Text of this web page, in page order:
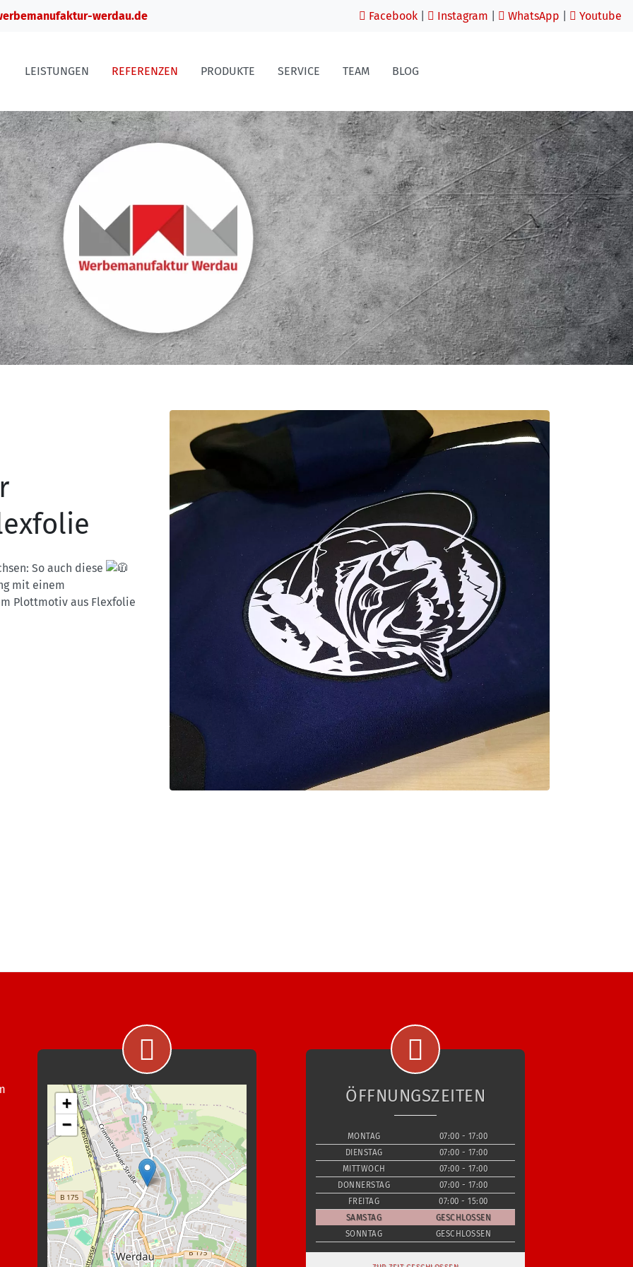
werdau.de Facebook Instagram WhatsApp Youtube
LEISTUNGEN REFERENZEN PRODUKTE SERVICE TEAM BLOG
So auch diese
mit einem
Plottmotiv aus Flexfolie
+
−
ÖFFNUNGSZEITEN
MONTAG
07:00 - 17:00
DIENSTAG
07:00 - 17:00
MITTWOCH
07:00 - 17:00
DONNERSTAG
07:00 - 17:00
FREITAG
07:00 - 15:00
SAMSTAG
GESCHLOSSEN
SONNTAG
GESCHLOSSEN